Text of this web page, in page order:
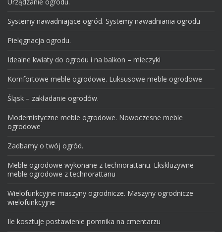
Systemy nawadniające ogród. Systemy nawadniania ogrodu
Pielęgnacja ogrodu.
Idealne kwiaty do ogrodu i na balkon – mieczyki
Komfortowe meble ogrodowe. Luksusowe meble ogrodowe
Śląsk – zakładanie ogrodów.
Modernistyczne meble ogrodowe. Nowoczesne meble
ogrodowe
Zadbamy o twój ogród.
Meble ogrodowe wykonane z technorattanu. Ekskluzywne
meble ogrodowe z technorattanu
Wielofunkcyjne maszyny ogrodnicze. Maszyny ogrodnicze
wielofunkcyjne
Ile kosztuje postawienie pomnika na cmentarzu